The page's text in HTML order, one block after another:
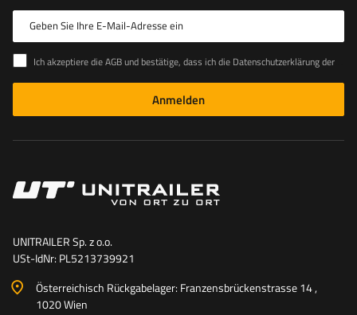
Geben Sie Ihre E-Mail-Adresse ein
Ich akzeptiere die AGB und bestätige, dass ich die Datenschutzerklärung der Website zur Kenntnis genommen habe
Anmelden
UNITRAILER Sp. z o.o.
USt-IdNr: PL5213739921
Österreichisch Rückgabelager: Franzensbrückenstrasse 14 ,
1020 Wien